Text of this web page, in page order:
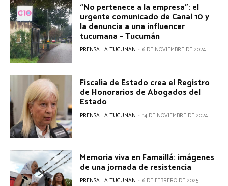
“No pertenece a la empresa”: el
urgente comunicado de Canal 10 y
la denuncia a una influencer
tucumana – Tucumán
PRENSA LA TUCUMAN - 6 DE NOVIEMBRE DE 2024
Fiscalía de Estado crea el Registro
de Honorarios de Abogados del
Estado
PRENSA LA TUCUMAN - 14 DE NOVIEMBRE DE 2024
Memoria viva en Famaillá: imágenes
de una jornada de resistencia
PRENSA LA TUCUMAN - 6 DE FEBRERO DE 2025